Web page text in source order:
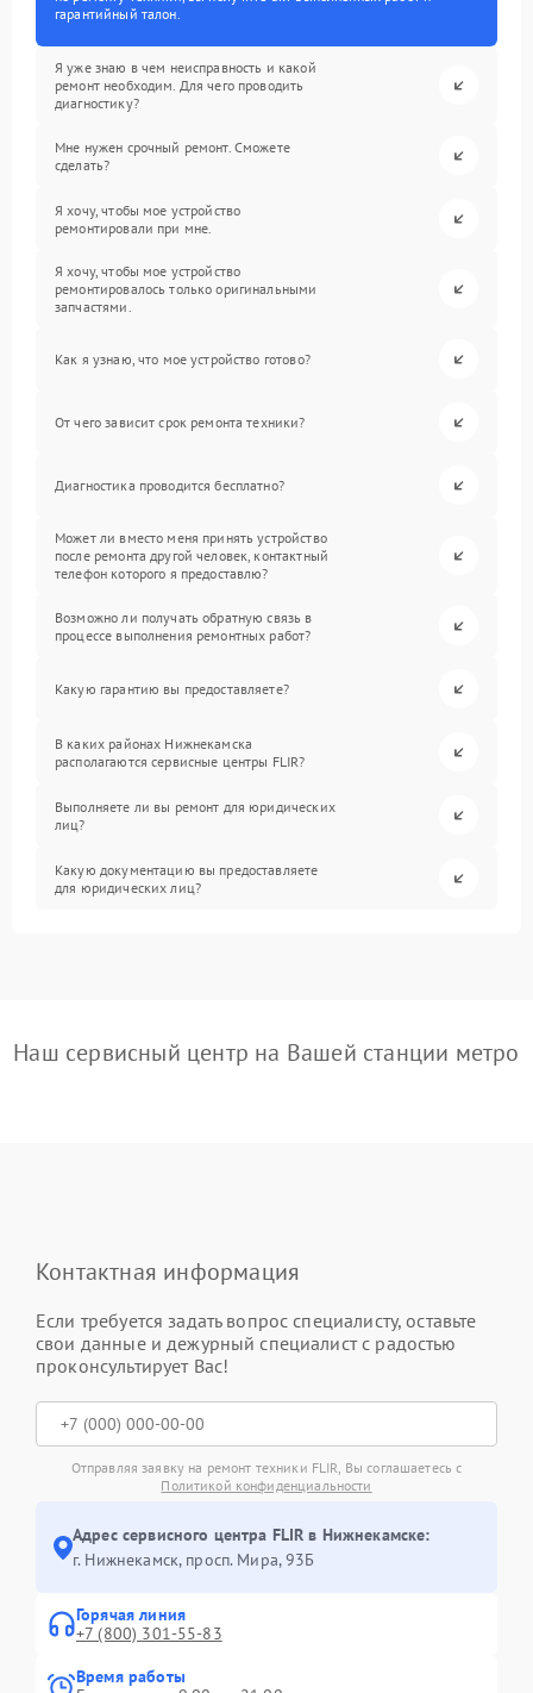
гарантийный талон.
Я уже знаю в чем неисправность и какой
ремонт необходим. Для чего проводить
диагностику?
Мне нужен срочный ремонт. Сможете
сделать?
Я хочу, чтобы мое устройство
ремонтировали при мне.
Я хочу, чтобы мое устройство
ремонтировалось только оригинальными
запчастями.
Как я узнаю, что мое устройство готово?
От чего зависит срок ремонта техники?
Диагностика проводится бесплатно?
Может ли вместо меня принять устройство
после ремонта другой человек, контактный
телефон которого я предоставлю?
Возможно ли получать обратную связь в
процессе выполнения ремонтных работ?
Какую гарантию вы предоставляете?
В каких районах Нижнекамска
располагаются сервисные центры FLIR?
Выполняете ли вы ремонт для юридических
лиц?
Какую документацию вы предоставляете
для юридических лиц?
Наш сервисный центр на Вашей станции метро
Контактная информация
Если требуется задать вопрос специалисту, оставьте
свои данные и дежурный специалист с радостью
проконсультирует Вас!
Отправляя заявку на ремонт техники FLIR, Вы соглашаетесь с
Политикой конфиденциальности
Адрес сервисного центра FLIR в Нижнекамске:
г. Нижнекамск, просп. Мира, 93Б
Горячая линия
+7 (800) 301-55-83
Время работы